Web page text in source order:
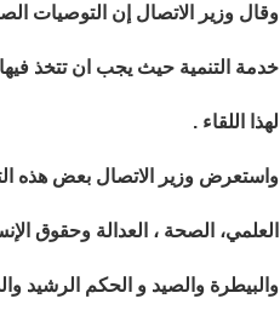
وقال وزير الاتصال إن التوصيات
خدمة التنمية حيث يجب ان تتخذ
لهذا اللقاء .
واستعرض وزير الاتصال بعض هذه
العلمي، الصحة ، العدالة وحقوق
والبيطرة والصيد و الحكم الرشيد